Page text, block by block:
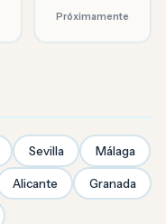
Próximamente
Sevilla Málaga
Alicante Granada